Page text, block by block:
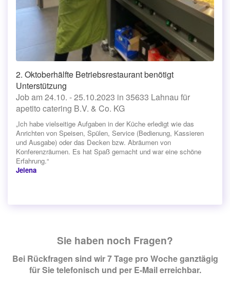
2. Oktoberhälfte Betriebsrestaurant benötigt
Unterstützung
Job am 24.10. - 25.10.2023 in 35633 Lahnau für
apetito catering B.V. & Co. KG
„Ich habe vielseitige Aufgaben in der Küche erledigt wie das
Anrichten von Speisen, Spülen, Service (Bedienung, Kassieren
und Ausgabe) oder das Decken bzw. Abräumen von
Konferenzräumen. Es hat Spaß gemacht und war eine schöne
Erfahrung.“
Jelena
Sie haben noch Fragen?
Bei Rückfragen sind wir 7 Tage pro Woche ganztägig
für Sie telefonisch und per E-Mail erreichbar.